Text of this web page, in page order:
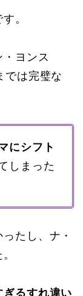
。
ヨンス
では完璧な
にシフト
しまった
たし、ナ・
ぎるすれ違い